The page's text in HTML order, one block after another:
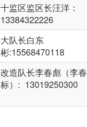
十监区监区长汪洋：
13384322226
大队长白东
彬:15568470118
改造队长李春彪（李春
标）: 13019250300